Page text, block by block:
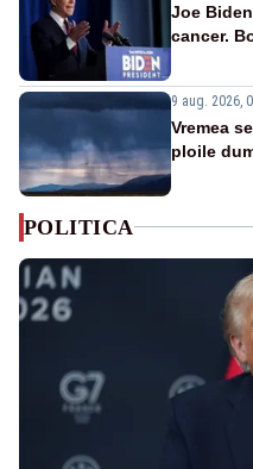
Joe
cancer.
9 aug. 2026,
Vremea
ploile
POLITICA